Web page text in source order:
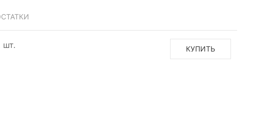
шт. КУПИТЬ